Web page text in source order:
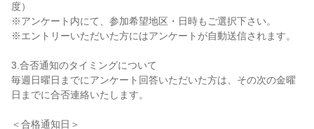
度）
※アンケート内にて、参加希望地区・日時もご選択下さい。
※エントリーいただいた方にはアンケートが自動送信されます。
3.合否通知のタイミングについて
毎週日曜日までにアンケート回答いただいた方は、その次の金曜
日までに合否連絡いたします。
＜合格通知日＞